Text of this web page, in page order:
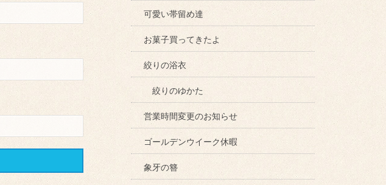
可愛い帯留め達
お菓子買ってきたよ
絞りの浴衣
絞りのゆかた
営業時間変更のお知らせ
ゴールデンウイーク休暇
象牙の簪